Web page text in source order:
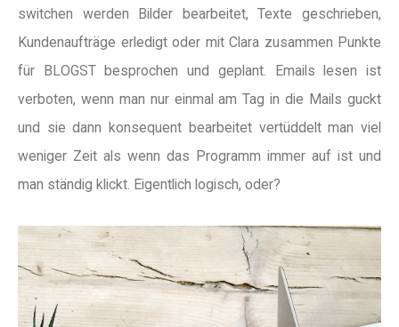
switchen werden Bilder bearbeitet, Texte geschrieben,
Kundenaufträge erledigt oder mit Clara zusammen Punkte
für BLOGST besprochen und geplant. Emails lesen ist
verboten, wenn man nur einmal am Tag in die Mails guckt
und sie dann konsequent bearbeitet vertüddelt man viel
weniger Zeit als wenn das Programm immer auf ist und
man ständig klickt. Eigentlich logisch, oder?